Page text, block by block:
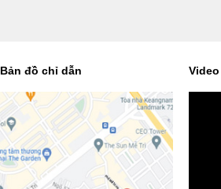
Bản đồ chỉ dẫn Video